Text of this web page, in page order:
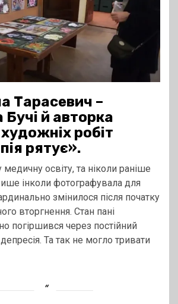
Тарасевич –
й авторка
робіт
рятує».
освіту, та ніколи раніше
інколи фотографувала для
змінилося після початку
вторгнення. Стан пані
погіршився через постійний
Та так не могло тривати